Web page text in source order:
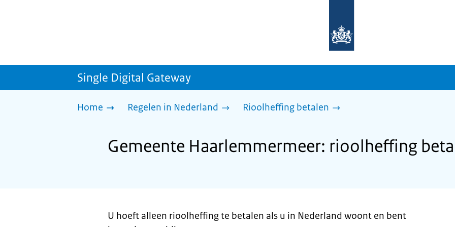
homepage
sdg.rijksoverheid.nl
Single Digital Gateway
Home Regelen in Nederland Rioolheffing betalen
Gemeente Haarlemmermeer: rioolheffing
U hoeft alleen rioolheffing te betalen als u in Nederland woont en bent